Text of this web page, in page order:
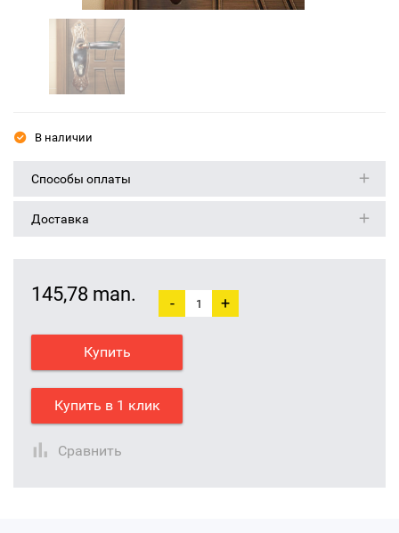
В наличии
Способы оплаты
Доставка
145,78 man. - +
Купить
Купить в 1 клик
Сравнить